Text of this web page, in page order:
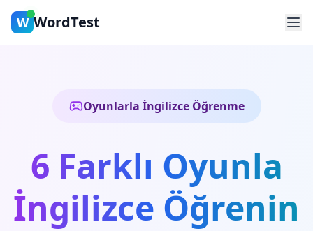
W WordTest
Oyunlarla İngilizce Öğrenme
6 Farklı Oyunla
İngilizce Öğrenin